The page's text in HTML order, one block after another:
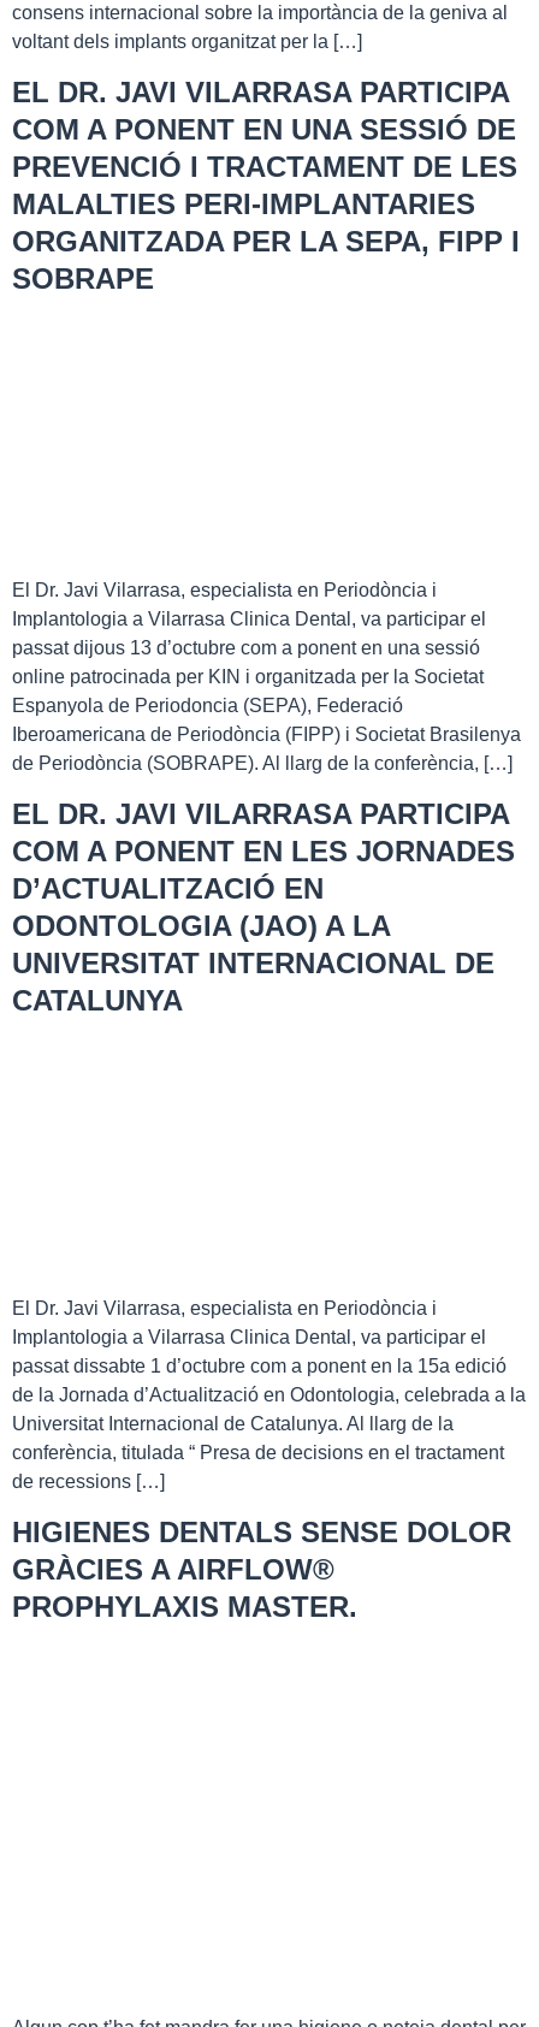
consens internacional sobre la importància de la geniva al
voltant dels implants organitzat per la […]
EL DR. JAVI VILARRASA PARTICIPA
COM A PONENT EN UNA SESSIÓ DE
PREVENCIÓ I TRACTAMENT DE LES
MALALTIES PERI-IMPLANTARIES
ORGANITZADA PER LA SEPA, FIPP I
SOBRAPE
El Dr. Javi Vilarrasa, especialista en Periodòncia i
Implantologia a Vilarrasa Clinica Dental, va participar el
passat dijous 13 d’octubre com a ponent en una sessió
online patrocinada per KIN i organitzada per la Societat
Espanyola de Periodoncia (SEPA), Federació
Iberoamericana de Periodòncia (FIPP) i Societat Brasilenya
de Periodòncia (SOBRAPE). Al llarg de la conferència, […]
EL DR. JAVI VILARRASA PARTICIPA
COM A PONENT EN LES JORNADES
D’ACTUALITZACIÓ EN
ODONTOLOGIA (JAO) A LA
UNIVERSITAT INTERNACIONAL DE
CATALUNYA
El Dr. Javi Vilarrasa, especialista en Periodòncia i
Implantologia a Vilarrasa Clinica Dental, va participar el
passat dissabte 1 d’octubre com a ponent en la 15a edició
de la Jornada d’Actualització en Odontologia, celebrada a la
Universitat Internacional de Catalunya. Al llarg de la
conferència, titulada “ Presa de decisions en el tractament
de recessions […]
HIGIENES DENTALS SENSE DOLOR
GRÀCIES A AIRFLOW®
PROPHYLAXIS MASTER.